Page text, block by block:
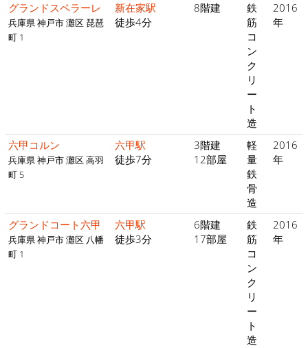
グランドスペラーレ
兵庫県 神戸市 灘区 琵琶
町 1
新在家駅
徒歩4分
8階建
鉄
筋
コ
ン
ク
リ
ー
ト
造
2016
年
六甲コルン
兵庫県 神戸市 灘区 高羽
町 5
六甲駅
徒歩7分
3階建
12部屋
軽
量
鉄
骨
造
2016
年
グランドコート六甲
兵庫県 神戸市 灘区 八幡
町 1
六甲駅
徒歩3分
6階建
17部屋
鉄
筋
コ
ン
ク
リ
ー
ト
造
2016
年